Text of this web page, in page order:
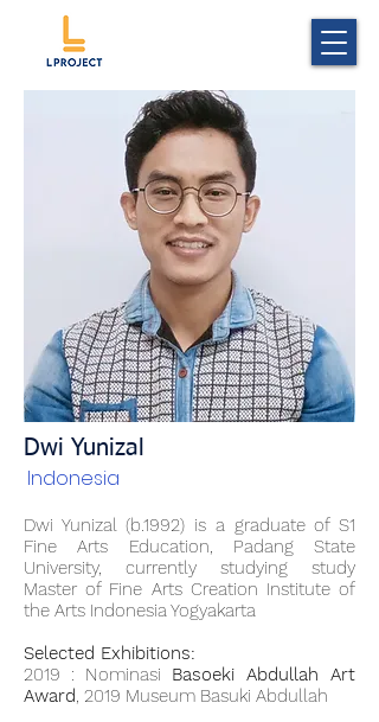
Dwi Yunizal
Indonesia
Dwi Yunizal (b.1992) is a graduate of S1
Fine Arts Education, Padang State
University, currently studying study
Master of Fine Arts Creation Institute of
the Arts Indonesia Yogyakarta
Selected Exhibitions:
2019 : Nominasi Basoeki Abdullah Art
Award, 2019 Museum Basuki Abdullah